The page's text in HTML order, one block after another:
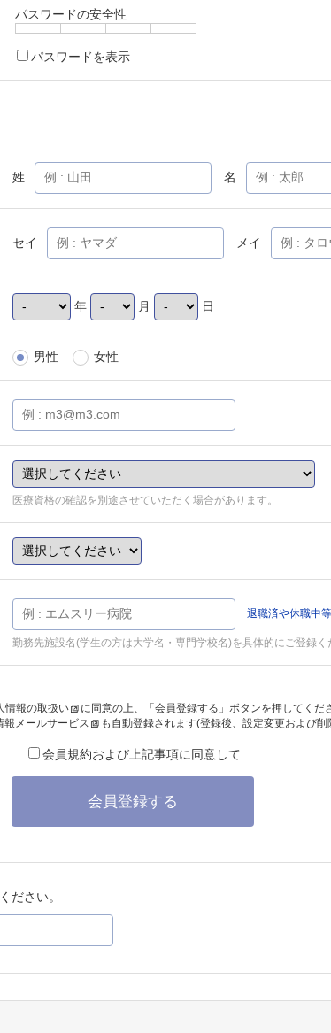
パスワードの安全性
パスワードを表示
姓 名
セイ メイ
年 月 日
男性 女性
医療資格の確認を別途させていただく場合があります。
退職済や休職中
勤務先施設名(学生の方は大学名・専門学校名)を具体的にご登録く
情報の取扱い
に同意の上、「会員登録する」ボタンを押してくだ
報メールサービス も自動登録されます(登録後、設定変更および
会員規約および上記事項に同意して
会員登録する
ださい。